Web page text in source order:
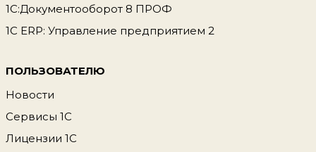
1С:Документооборот 8 ПРОФ
1С ERP: Управление предприятием 2
ПОЛЬЗОВАТЕЛЮ
Новости
Сервисы 1С
Лицензии 1С